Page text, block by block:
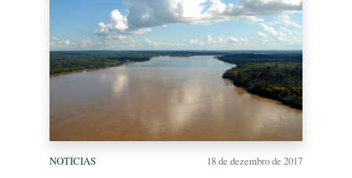
NOTÍCIAS 18 de dezembro de 2017